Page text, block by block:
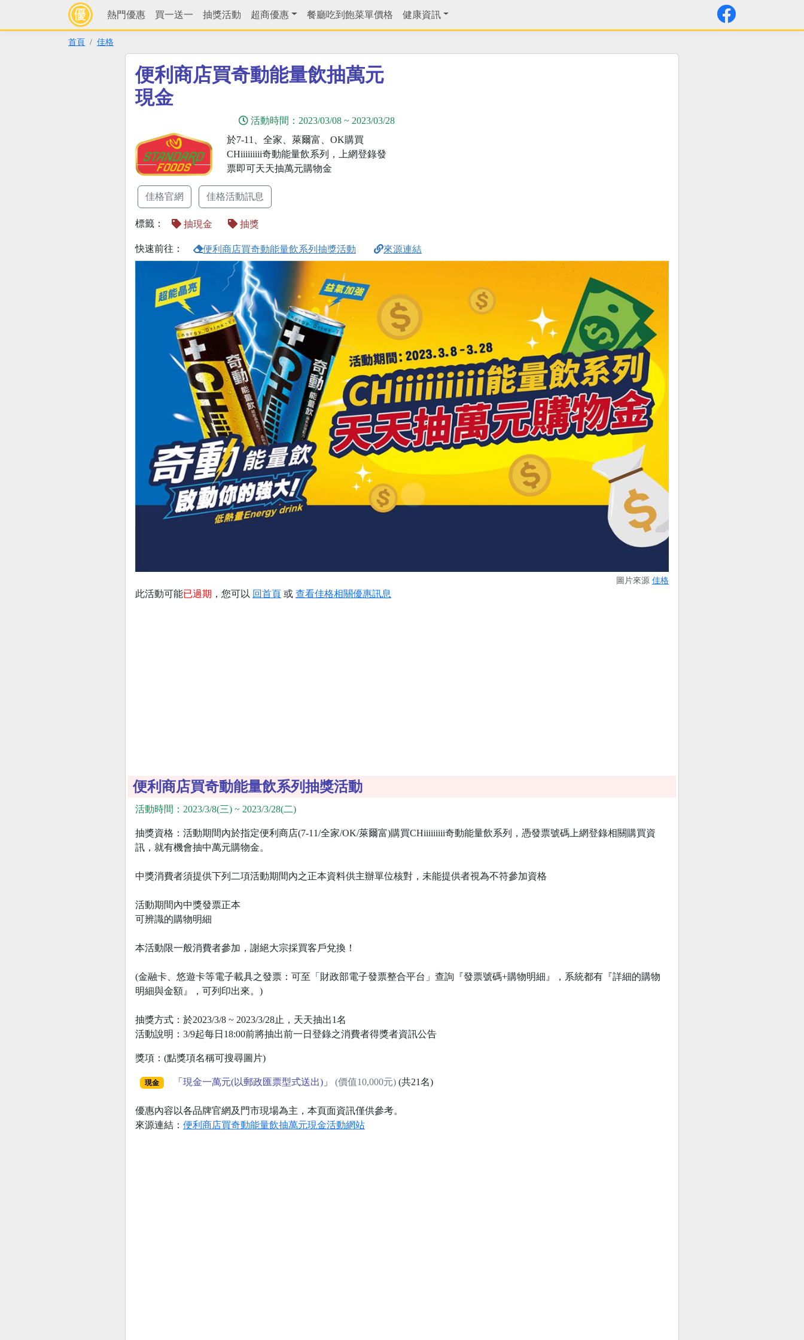
熱門優惠 買一送一 抽獎活動 超商優惠 餐廳吃到飽菜單價格 健康資訊
首頁 佳格
便利商店買奇動能量飲抽萬元
現金
活動時間： 2023/03/08 ~ 2023/03/28
於7-11、全家、萊爾富、OK購買
CHiiiiiiiii奇動能量飲系列，上網登錄發
票即可天天抽萬元購物金
佳格官網 佳格活動訊息
標籤： 抽現金 抽獎
快速前往： 便利商店買奇動能量飲系列抽獎活動 來源連結
圖片來源 佳格
此活動可能已過期 ，您可以 回首頁 或 查看佳格相關優惠訊息
便利商店買奇動能量飲系列抽獎活動
活動時間：2023/3/8(三) ~ 2023/3/28(二)
抽獎資格：活動期間內於指定便利商店(7-11/全家/OK/萊爾富)購買CHiiiiiiiii奇動能量飲系列，憑發票號碼上網登錄相關購買資
訊，就有機會抽中萬元購物金。
中獎消費者須提供下列二項活動期間內之正本資料供主辦單位核對，未能提供者視為不符參加資格
活動期間內中獎發票正本
可辨識的購物明細
本活動限一般消費者參加，謝絕大宗採買客戶兌換！
(金融卡、悠遊卡等電子載具之發票：可至「財政部電子發票整合平台」查詢『發票號碼+購物明細』，系統都有『詳細的購物
明細與金額』，可列印出來。)
抽獎方式：於2023/3/8 ~ 2023/3/28止，天天抽出1名
活動說明：3/9起每日18:00前將抽出前一日登錄之消費者得獎者資訊公告
獎項：(點獎項名稱可搜尋圖片)
現金 「 現金一萬元(以郵政匯票型式送出)」 (價值10,000元)(共21名)
優惠內容以各品牌官網及門市現場為主，本頁面資訊僅供參考。
來源連結： 便利商店買奇動能量飲抽萬元現金活動網站